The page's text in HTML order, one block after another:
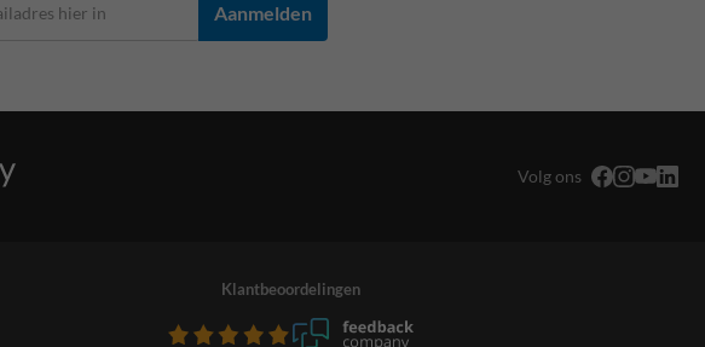
Aanmelden
Volg ons
Klantbeoordelingen